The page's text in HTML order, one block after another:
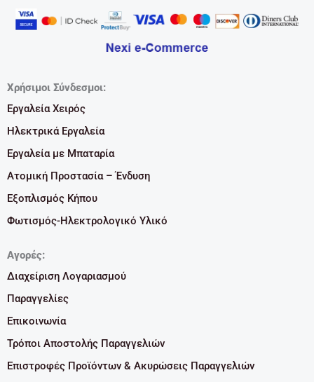
Χρήσιμοι Σύνδεσμοι:
Εργαλεία Χειρός
Ηλεκτρικά Εργαλεία
Εργαλεία με Μπαταρία
Ατομική Προστασία – Ένδυση
Εξοπλισμός Κήπου
Φωτισμός-Ηλεκτρολογικό Υλικό
Αγορές:
Διαχείριση Λογαριασμού
Παραγγελίες
Επικοινωνία
Τρόποι Αποστολής Παραγγελιών
Επιστροφές Προϊόντων & Ακυρώσεις Παραγγελιών